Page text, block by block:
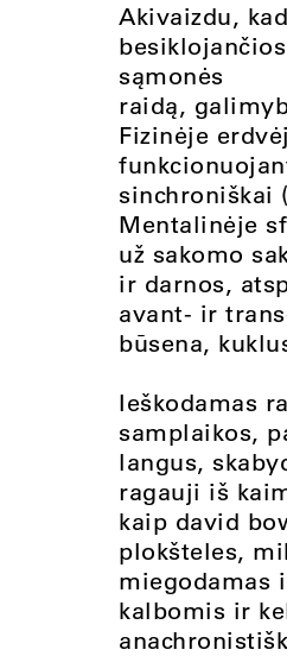
Akivaizdu,
sąmonės
raidą,
Fizinėje
sinchroniškai
Mentalinėje
už sakomo
ir darnos,
avant- ir
būsena,
Ieškodamas
samplaikos,
langus,
ragauji iš
kaip david
plokšteles,
miegodamas
kalbomis ir